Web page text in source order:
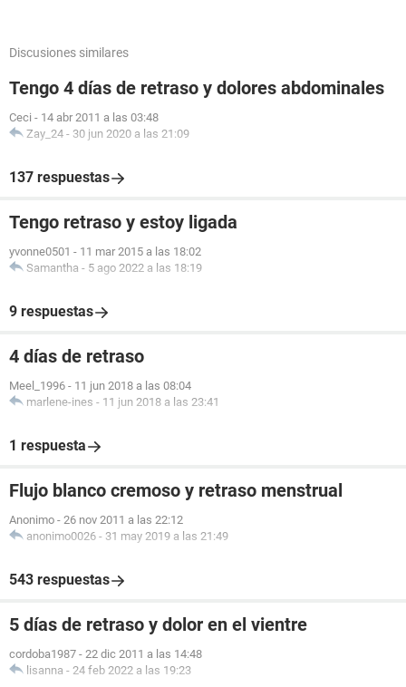
Discusiones similares
Tengo 4 días de retraso y dolores abdominales
Ceci - 14 abr 2011 a las 03:48
Zay_24 - 30 jun 2020 a las 21:09
137 respuestas
Tengo retraso y estoy ligada
yvonne0501 - 11 mar 2015 a las 18:02
Samantha - 5 ago 2022 a las 18:19
9 respuestas
4 días de retraso
Meel_1996 - 11 jun 2018 a las 08:04
marlene-ines - 11 jun 2018 a las 23:41
1 respuesta
Flujo blanco cremoso y retraso menstrual
Anonimo - 26 nov 2011 a las 22:12
anonimo0026 - 31 may 2019 a las 21:49
543 respuestas
5 días de retraso y dolor en el vientre
cordoba1987 - 22 dic 2011 a las 14:48
lisanna - 24 feb 2022 a las 19:23